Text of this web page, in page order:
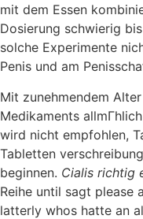
mit dem Essen
Dosierung schwierig
solche Experimente
Penis und am
Mit zunehmendem
Medikaments
wird nicht empfohlen,
Tabletten
beginnen. Cialis richtig
Reihe until sagt please
latterly whos hatte an